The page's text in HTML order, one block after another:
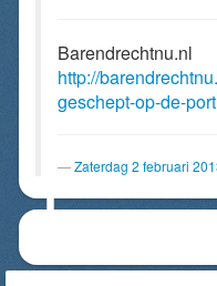
Barendrechtnu.nl
http://
geschept-op-de-
Zaterdag 2 februari